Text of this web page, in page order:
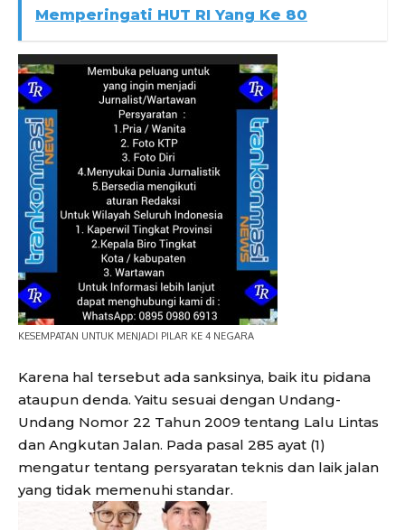
Memperingati HUT RI Yang Ke 80
KESEMPATAN UNTUK MENJADI PILAR KE 4 NEGARA
Karena hal tersebut ada sanksinya, baik itu pidana
ataupun denda. Yaitu sesuai dengan Undang-
Undang Nomor 22 Tahun 2009 tentang Lalu Lintas
dan Angkutan Jalan. Pada pasal 285 ayat (1)
mengatur tentang persyaratan teknis dan laik jalan
yang tidak memenuhi standar.